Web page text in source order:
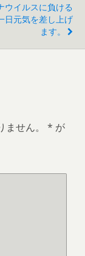
ウイルスに負ける
日元気を差し上げ
ます。
せん。 * が